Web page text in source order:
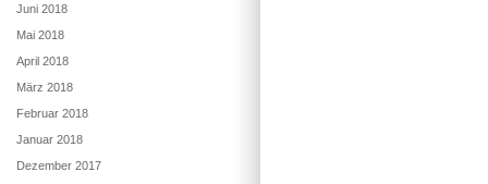
Juni 2018
Mai 2018
April 2018
März 2018
Februar 2018
Januar 2018
Dezember 2017